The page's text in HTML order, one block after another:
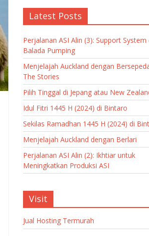
Latest Posts
Perjalanan ASI Alin (3): Support System
Balada Pumping
Menjelajah Auckland dengan
The Stories
Pilih Tinggal di Jepang atau New
Idul Fitri 1445 H (2024) di Bintaro
Sekilas Ramadhan 1445 H (2024) di
Menjelajah Auckland dengan Berlari
Perjalanan ASI Alin (2): Ikhtiar untuk
Meningkatkan Produksi ASI
Visit
Jual Hosting Termurah